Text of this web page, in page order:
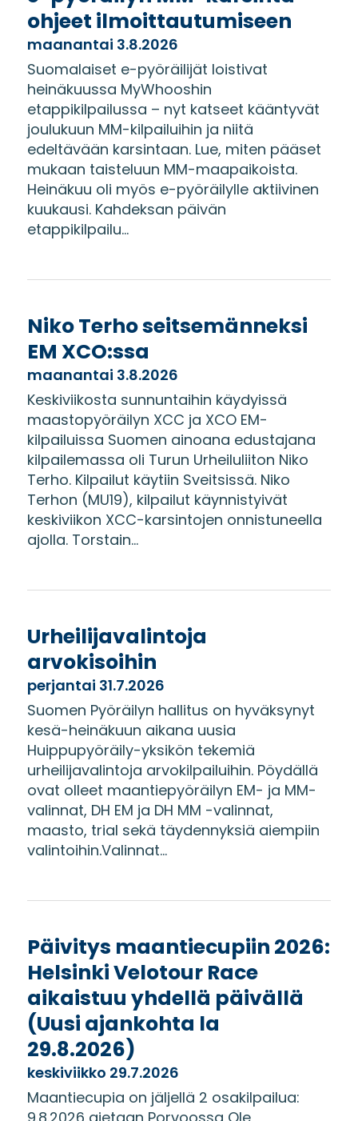
ohjeet ilmoittautumiseen
maanantai 3.8.2026
Suomalaiset e-pyöräilijät loistivat
heinäkuussa MyWhooshin
etappikilpailussa – nyt katseet kääntyvät
joulukuun MM-kilpailuihin ja niitä
edeltävään karsintaan. Lue, miten pääset
mukaan taisteluun MM-maapaikoista.
Heinäkuu oli myös e-pyöräilylle aktiivinen
kuukausi. Kahdeksan päivän
etappikilpailu...
Niko Terho seitsemänneksi
EM XCO:ssa
maanantai 3.8.2026
Keskiviikosta sunnuntaihin käydyissä
maastopyöräilyn XCC ja XCO EM-
kilpailuissa Suomen ainoana edustajana
kilpailemassa oli Turun Urheiluliiton Niko
Terho. Kilpailut käytiin Sveitsissä. Niko
Terhon (MU19), kilpailut käynnistyivät
keskiviikon XCC-karsintojen onnistuneella
ajolla. Torstain...
Urheilijavalintoja
arvokisoihin
perjantai 31.7.2026
Suomen Pyöräilyn hallitus on hyväksynyt
kesä-heinäkuun aikana uusia
Huippupyöräily-yksikön tekemiä
urheilijavalintoja arvokilpailuihin. Pöydällä
ovat olleet maantiepyöräilyn EM- ja MM-
valinnat, DH EM ja DH MM -valinnat,
maasto, trial sekä täydennyksiä aiempiin
valintoihin.Valinnat...
Päivitys maantiecupiin 2026:
Helsinki Velotour Race
aikaistuu yhdellä päivällä
(Uusi ajankohta la
29.8.2026)
keskiviikko 29.7.2026
Maantiecupia on jäljellä 2 osakilpailua: